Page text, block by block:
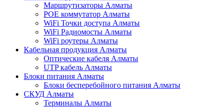
Маршрутизаторы Алматы
POE коммутатор Алматы
WiFi Точки доступа Алматы
WiFi Радиомосты Алматы
WiFi роутеры Алматы
Кабельная продукция Алматы
Оптические кабеля Алматы
UTP кабель Алматы
Блоки питания Алматы
Блоки бесперебойного питания Алматы
СКУД Алматы
Терминалы Алматы